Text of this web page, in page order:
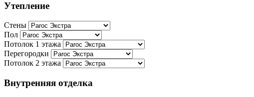
Утепление
Стены
Пол
Потолок 1 этажа
Перегородки
Потолок 2 этажа
Внутренняя отделка